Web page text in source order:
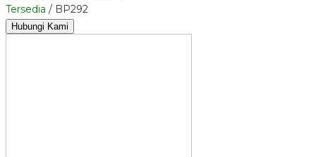
Tersedia / BP292
Hubungi Kami